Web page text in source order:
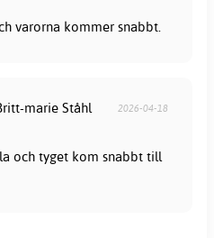
varorna kommer snabbt.
marie Ståhl 2026-04-18
och tyget kom snabbt till